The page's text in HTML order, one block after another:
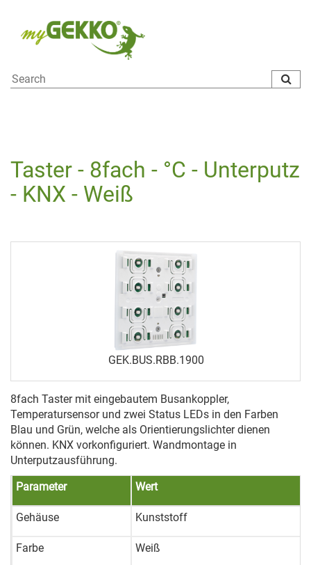
Taster - 8fach - °C - Unterputz
- KNX - Weiß
GEK.BUS.RBB.1900
8fach Taster mit eingebautem Busankoppler,
Temperatursensor und zwei Status LEDs in den Farben
Blau und Grün, welche als Orientierungslichter dienen
können. KNX vorkonfiguriert. Wandmontage in
Unterputzausführung.
Parameter
Wert
Gehäuse Kunststoff
Farbe Weiß